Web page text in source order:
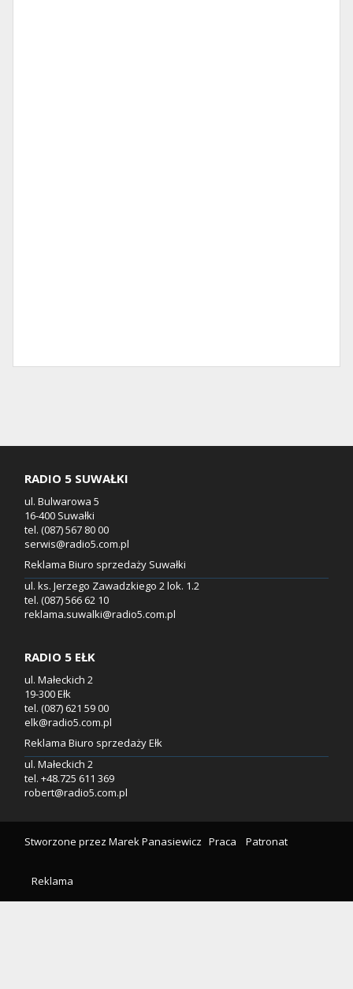
RADIO 5 SUWAŁKI
ul. Bulwarowa 5
16-400 Suwałki
tel. (087) 567 80 00
serwis@radio5.com.pl
Reklama Biuro sprzedaży Suwałki
ul. ks. Jerzego Zawadzkiego 2 lok. 1.2
tel. (087) 566 62 10
reklama.suwalki@radio5.com.pl
RADIO 5 EŁK
ul. Małeckich 2
19-300 Ełk
tel. (087) 621 59 00
elk@radio5.com.pl
Reklama Biuro sprzedaży Ełk
ul. Małeckich 2
tel. +48.725 611 369
robert@radio5.com.pl
Stworzone przez Marek Panasiewicz Praca Patronat
Reklama